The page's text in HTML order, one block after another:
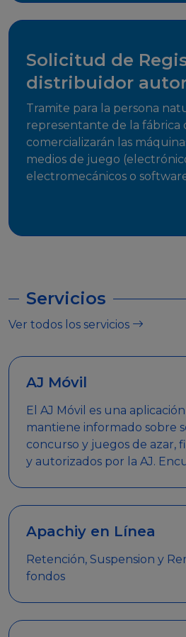
Solicitud de
distribuidor
Tramite para la persona
representante de la fábrica
comercializarán las
medios de juego
electromecánicos o
Servicios
Ver todos los servicios
AJ Móvil
El AJ Móvil es una
mantiene informado sobre
concurso y juegos de azar,
y autorizados por la AJ.
clave.
Apachiy en Línea
Retención, Suspension y
fondos